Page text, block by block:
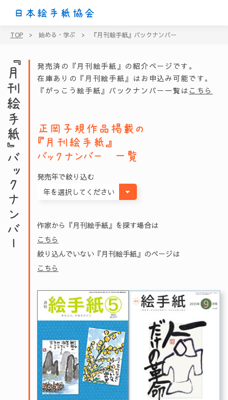
日本絵手紙協会
TOP > 始める・学ぶ > 『月刊絵手紙』バックナンバー
『月刊絵手紙』バックナンバー
発売済の『月刊絵手紙』の紹介ページです。
在庫ありの『月刊絵手紙』はお申込み可能です。
『がっこう絵手紙』バックナンバー一覧は こちら
正岡子規 作品掲載の
『月刊絵手紙』
バックナンバー 一覧
発売年で絞り込む
作家から『月刊絵手紙』を探す場合は
こちら
絞り込んでいない『月刊絵手紙』のページは
こちら